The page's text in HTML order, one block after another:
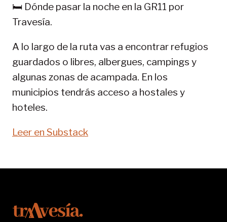
11-
🛏️ Dónde pasar la noche en la GR11 por
Travesía.
A lo largo de la ruta vas a encontrar refugios
guardados o libres, albergues, campings y
algunas zonas de acampada. En los
municipios tendrás acceso a hostales y
hoteles.
Leer en Substack